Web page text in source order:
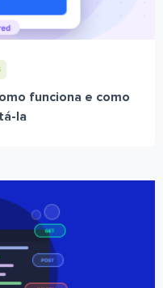
funciona e como
la